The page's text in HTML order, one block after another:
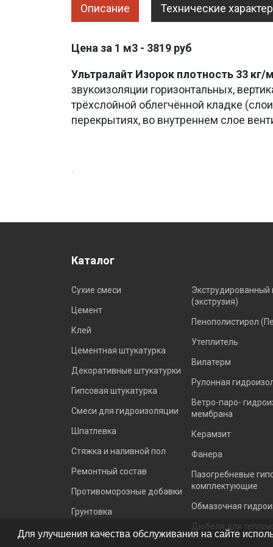
Описание Технические
Цена за 1 м3 - 3819 руб
Ультралайт Изорок плотность 33
звукоизоляции горизонтальных,
трёхслойной облегчённой кладке
перекрытиях, во внутреннем слое
Каталог
Сухие смеси
Цемент
Клей
Цементная штукатурка
Декоративные штукатурки
Гипсовая штукатурка
Смеси для гидроизоляции
Шпатлевка
Стяжка и наливной пол
Ремонтный состав
Противоморозные добавки
Грунтовка
Экструдированный
(экструзия)
Пенополистирол
Утеплитель
Вилатерм
Рулонная
Ветро-паро-
мембрана
Керамзит
Фанера
Пазогребневые
комплектующие
Обмазочная
Дюбеля для
Для улучшения качества обслуживания на сайте